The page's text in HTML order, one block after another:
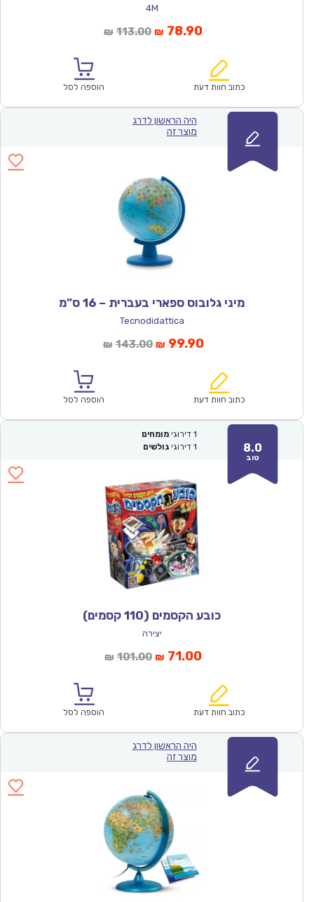
4M
₪ 113.00המחיר
₪113.00.
₪ 78.90המחיר
הוא:
כתוב חוות דעת הוספה לסל
היה הראשון לדרג
מוצר זה
מיני גלובוס ספארי בעברית – 16 ס”מ
Tecnodidattica
₪ 143.00המחיר
₪143.00.
₪ 99.90המחיר
הוא:
כתוב חוות דעת הוספה לסל
8.0
טוב
1 דירוגי מומחים
1 דירוגי גולשים
כובע הקסמים (110 קסמים)
יצירה
₪ 101.00המחיר
₪101.00.
₪ 71.00המחיר
הוא:
כתוב חוות דעת הוספה לסל
היה הראשון לדרג
מוצר זה